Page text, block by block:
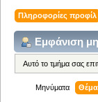
Πληροφορίες προφίλ
Εμφάνιση
Αυτό το τμήμα σας
Μηνύματα